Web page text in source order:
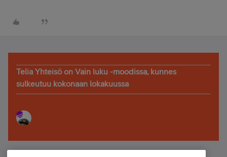
Telia Yhteisö on Vain luku -moodissa, kunnes
sulkeutuu kokonaan lokakuussa